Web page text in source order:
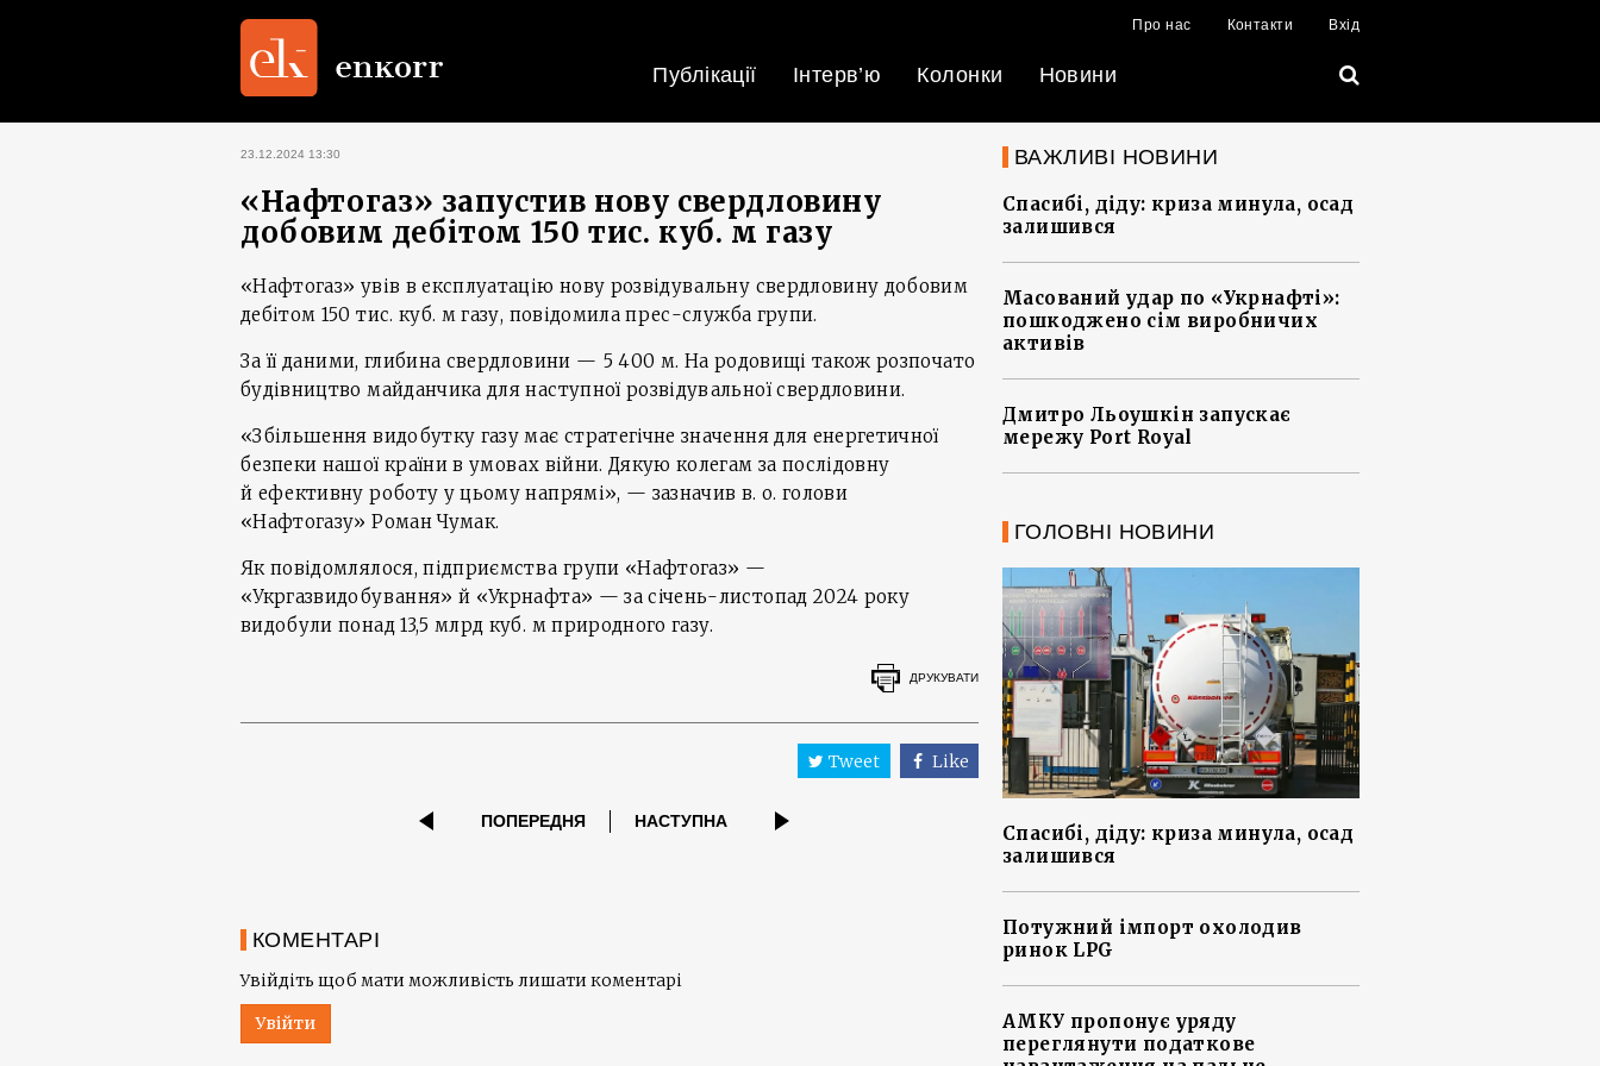
Про нас Контакти Вхід
Публікації Інтерв’ю Колонки Новини
23.12.2024 13:30
«Нафтогаз» запустив нову свердловину
добовим дебітом 150 тис. куб. м газу
«Нафтогаз» увів в експлуатацію нову розвідувальну свердловину добовим
дебітом 150 тис. куб. м газу, повідомила прес-служба групи.
За її даними, глибина свердловини — 5 400 м. На родовищі також розпочато
будівництво майданчика для наступної розвідувальної свердловини.
«Збільшення видобутку газу має стратегічне значення для енергетичної
безпеки нашої країни в умовах війни. Дякую колегам за послідовну
й ефективну роботу у цьому напрямі», — зазначив в. о. голови
«Нафтогазу» Роман Чумак.
Як повідомлялося, підприємства групи «Нафтогаз» —
«Укргазвидобування» й «Укрнафта» — за січень-листопад 2024 року
видобули понад 13,5 млрд куб. м природного газу.
ДРУКУВАТИ
Tweet Like
ПОПЕРЕДНЯ НАСТУПНА
КОМЕНТАРІ
Увійдіть щоб мати можливість лишати коментарі
Увійти
ВАЖЛИВІ НОВИНИ
Спасибі, діду: криза минула, осад
залишився
Масований удар по «Укрнафті»:
пошкоджено сім виробничих
активів
Дмитро Льоушкін запускає
мережу Port Royal
ГОЛОВНІ НОВИНИ
Спасибі, діду: криза минула, осад
залишився
Потужний імпорт охолодив
ринок LPG
АМКУ пропонує уряду
переглянути податкове